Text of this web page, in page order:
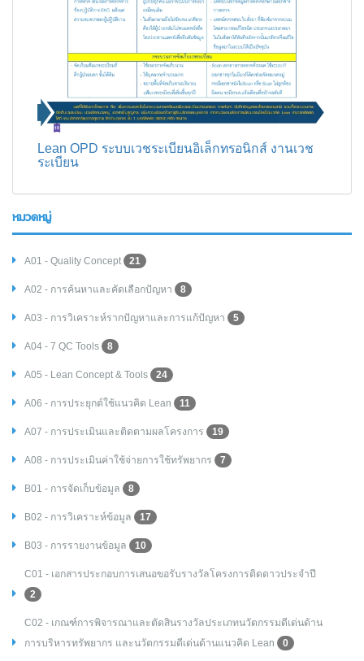
Lean OPD ระบบเวชระเบียนอิเล็กทรอนิกส์ งานเวช
ระเบียน
หมวดหมู่
A01 - Quality Concept 21
A02 - การค้นหาและคัดเลือกปัญหา 8
A03 - การวิเคราะห์รากปัญหาและการแก้ปัญหา 5
A04 - 7 QC Tools 8
A05 - Lean Concept & Tools 24
A06 - การประยุกต์ใช้แนวคิด Lean 11
A07 - การประเมินและติดตามผลโครงการ 19
A08 - การประเมินค่าใช้จ่ายการใช้ทรัพยากร 7
B01 - การจัดเก็บข้อมูล 8
B02 - การวิเคราะห์ข้อมูล 17
B03 - การรายงานข้อมูล 10
C01 - เอกสารประกอบการเสนอขอรับรางวัลโครงการติดดาวประจำปี
2
C02 - เกณฑ์การพิจารณาและตัดสินรางวัลประเภทนวัตกรรมดีเด่นด้าน
การบริหารทรัพยากร และนวัตกรรมดีเด่นด้านแนวคิด Lean
0